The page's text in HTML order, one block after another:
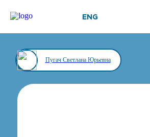
ENG
Пугач Светлана Юрьевна